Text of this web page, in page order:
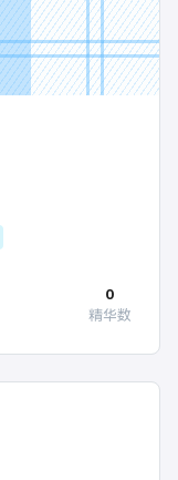
0
精华数